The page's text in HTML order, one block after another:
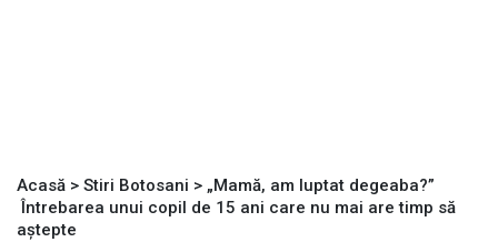
Acasă > Stiri Botosani > „Mamă, am luptat degeaba?”
Întrebarea unui copil de 15 ani care nu mai are timp să
aștepte